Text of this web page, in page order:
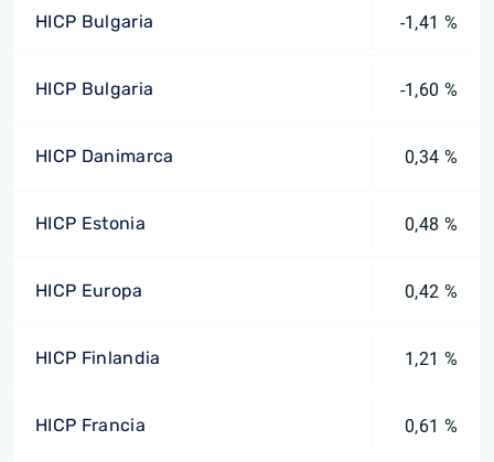
HICP Bulgaria -1,41 %
HICP Bulgaria -1,60 %
HICP Danimarca 0,34 %
HICP Estonia 0,48 %
HICP Europa 0,42 %
HICP Finlandia 1,21 %
HICP Francia 0,61 %